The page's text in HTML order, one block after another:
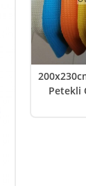
Petekli